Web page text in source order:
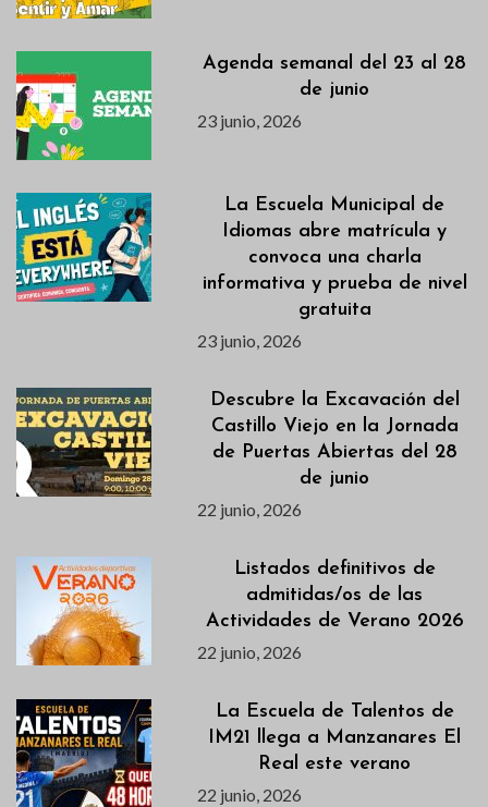
Agenda semanal del 23 al 28
de junio
23 junio, 2026
La Escuela Municipal de
Idiomas abre matrícula y
convoca una charla
informativa y prueba de nivel
gratuita
23 junio, 2026
Descubre la Excavación del
Castillo Viejo en la Jornada
de Puertas Abiertas del 28
de junio
22 junio, 2026
Listados definitivos de
admitidas/os de las
Actividades de Verano 2026
22 junio, 2026
La Escuela de Talentos de
IM21 llega a Manzanares El
Real este verano
22 junio, 2026